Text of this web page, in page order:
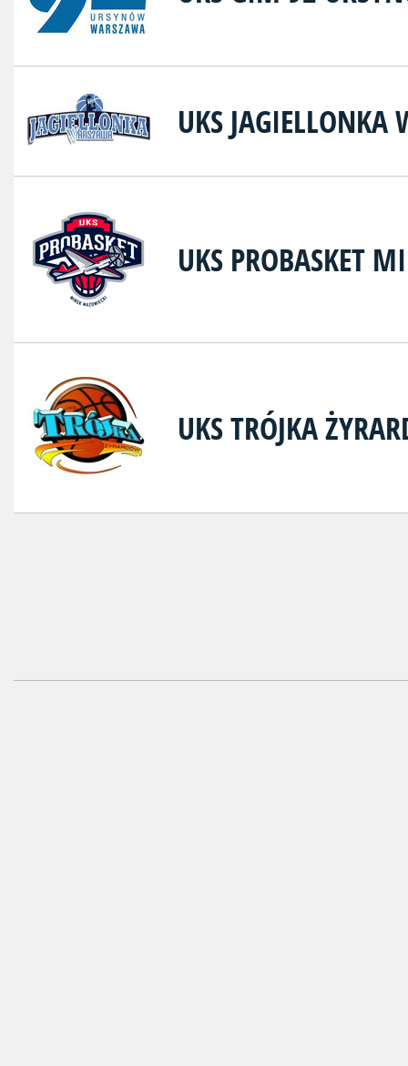
UKS JAGIELLONKA
UKS PROBASKET
UKS TRÓJKA